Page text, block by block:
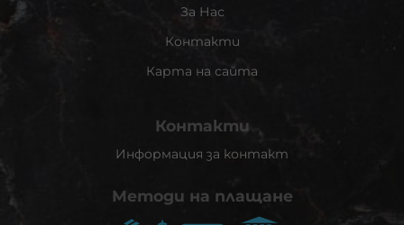
За Нас
Контакти
Карта на сайта
Контакти
Информация за контакт
Методи на плащане